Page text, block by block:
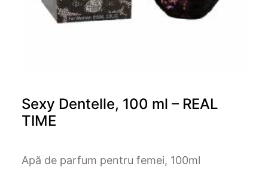
Sexy Dentelle, 100 ml – REAL
TIME
Apă de parfum pentru femei, 100ml